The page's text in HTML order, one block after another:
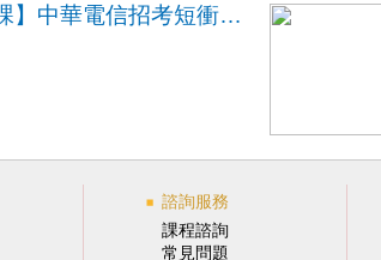
【中華電信短衝班開課】中華電信招考短衝計畫，短時數準備快、師資優穩上榜！
諮詢服務
課程諮詢
常見問題